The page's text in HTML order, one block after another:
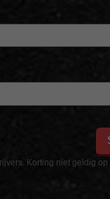
Korting niet geldig